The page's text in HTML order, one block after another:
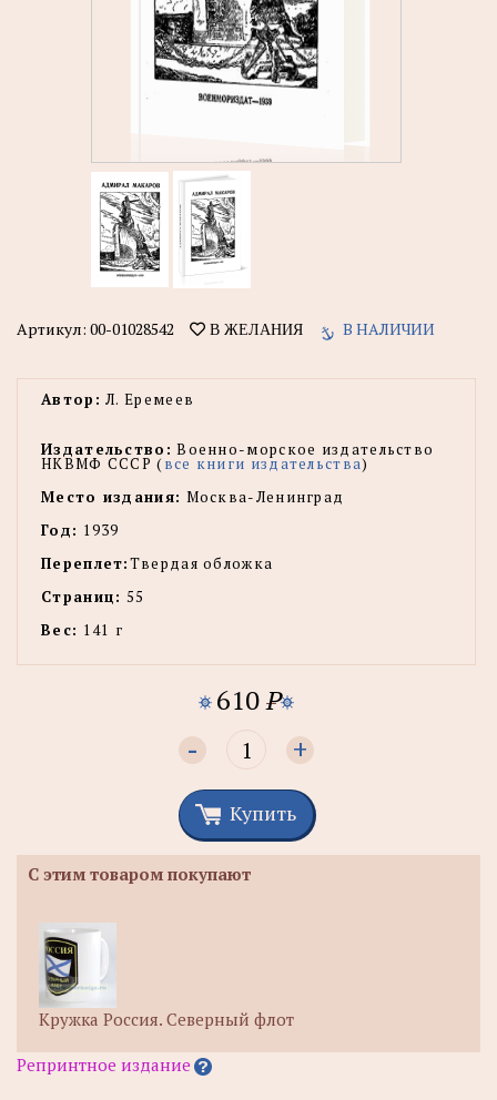
Артикул: 00-01028542 В ЖЕЛАНИЯ В НАЛИЧИИ
Автор: Л. Еремеев
Издательство: Военно-морское издательство
НКВМФ СССР (все книги издательства)
Место издания: Москва-Ленинград
Год: 1939
Переплет:Твердая обложка
Страниц: 55
Вес: 141 г
610P
- +
Купить
С этим товаром покупают
Кружка Россия. Северный флот
Репринтное издание